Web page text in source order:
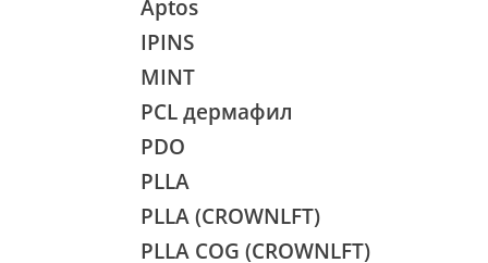
Аptos
IPINS
MINT
PCL дермафил
PDO
PLLA
PLLA (CROWNLFT)
PLLA COG (CROWNLFT)